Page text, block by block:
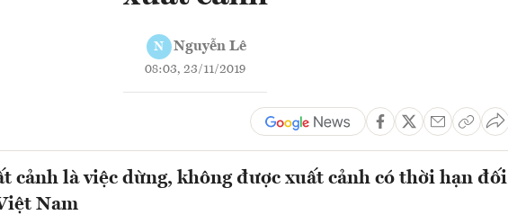
N Nguyễn Lê
08:03, 23/11/2019
cảnh là việc dừng, không được xuất cảnh có thời hạn đối
Nam